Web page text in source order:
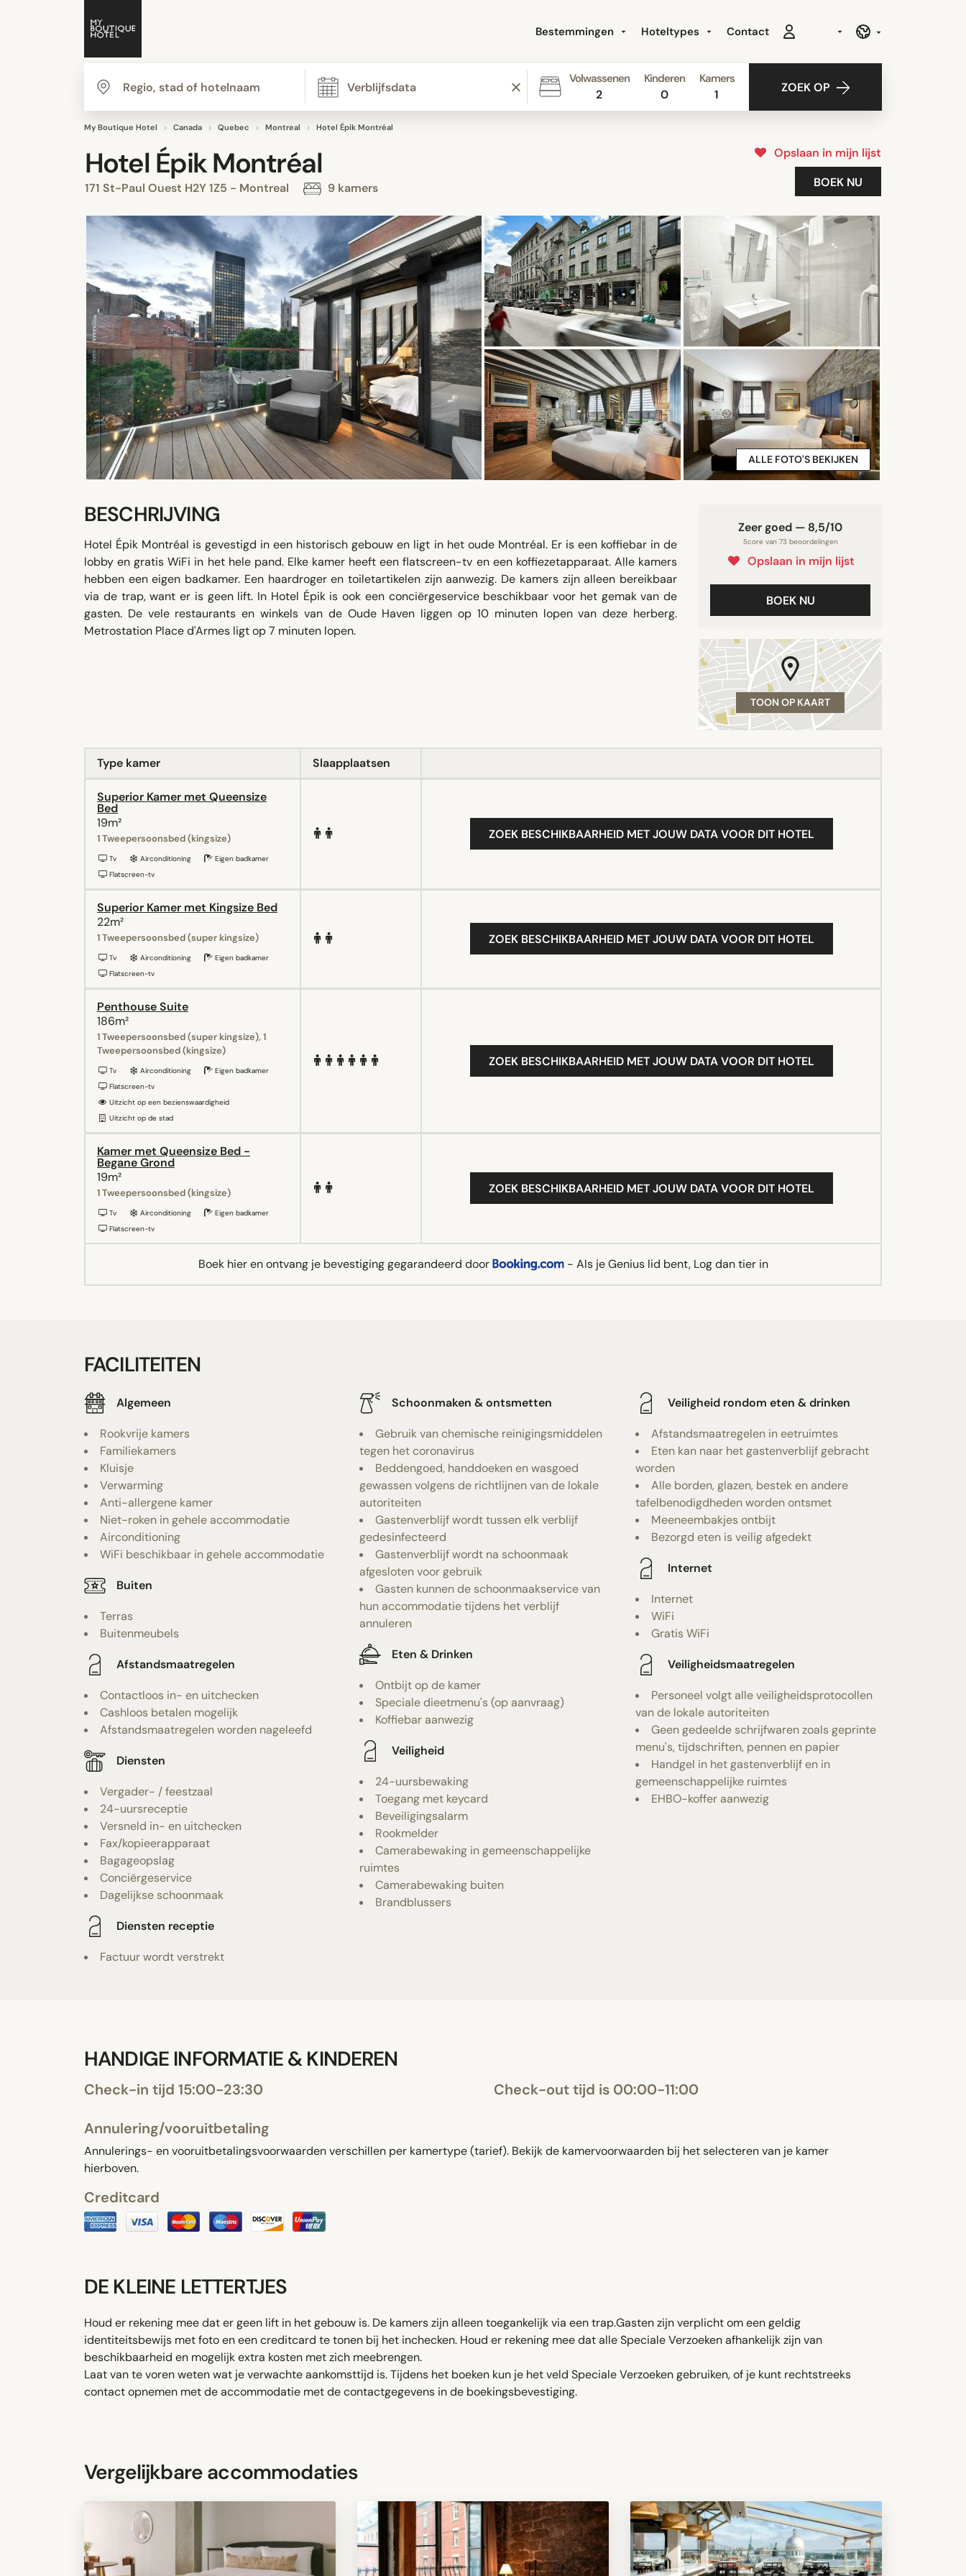
Bestemmingen Hoteltypes Contact
Volwassenen
2
Kinderen
0
Kamers
1 ZOEK OP
My Boutique Hotel Canada Quebec Montreal Hotel Épik Montréal
Hotel Épik Montréal
171 St-Paul Ouest H2Y 1Z5 - Montreal 9 kamers
Opslaan in mijn lijst
BOEK NU
ALLE FOTO'S BEKIJKEN
Zeer goed — 8,5/10
Score van 73 beoordelingen
Opslaan in mijn lijst
BOEK NU
TOON OP KAART
BESCHRIJVING
Hotel Épik Montréal is gevestigd in een historisch gebouw en ligt in het oude Montréal. Er is een koffiebar in de
lobby en gratis WiFi in het hele pand. Elke kamer heeft een flatscreen-tv en een koffiezetapparaat. Alle kamers
hebben een eigen badkamer. Een haardroger en toiletartikelen zijn aanwezig. De kamers zijn alleen bereikbaar
via de trap, want er is geen lift. In Hotel Épik is ook een conciërgeservice beschikbaar voor het gemak van de
gasten. De vele restaurants en winkels van de Oude Haven liggen op 10 minuten lopen van deze herberg.
Metrostation Place d'Armes ligt op 7 minuten lopen.
Type kamer Slaapplaatsen
Superior Kamer met Queensize
Bed
19m²
1 Tweepersoonsbed (kingsize)
Tv Airconditioning
Eigen badkamer
Flatscreen-tv
ZOEK BESCHIKBAARHEID MET JOUW DATA VOOR DIT HOTEL
Superior Kamer met Kingsize Bed
22m²
1 Tweepersoonsbed (super kingsize)
Tv Airconditioning
Eigen badkamer
Flatscreen-tv
ZOEK BESCHIKBAARHEID MET JOUW DATA VOOR DIT HOTEL
Penthouse Suite
186m²
1 Tweepersoonsbed (super kingsize), 1
Tweepersoonsbed (kingsize)
Tv Airconditioning
Eigen badkamer
Flatscreen-tv
Uitzicht op een bezienswaardigheid
Uitzicht op de stad
ZOEK BESCHIKBAARHEID MET JOUW DATA VOOR DIT HOTEL
Kamer met Queensize Bed -
Begane Grond
19m²
1 Tweepersoonsbed (kingsize)
Tv Airconditioning
Eigen badkamer
Flatscreen-tv
ZOEK BESCHIKBAARHEID MET JOUW DATA VOOR DIT HOTEL
Boek hier en ontvang je bevestiging gegarandeerd door - Als je Genius lid bent, Log dan tier in
FACILITEITEN
Algemeen
Rookvrije kamers
Familiekamers
Kluisje
Verwarming
Anti-allergene kamer
Niet-roken in gehele accommodatie
Airconditioning
WiFi beschikbaar in gehele accommodatie
Buiten
Terras
Buitenmeubels
Afstandsmaatregelen
Contactloos in- en uitchecken
Cashloos betalen mogelijk
Afstandsmaatregelen worden nageleefd
Diensten
Vergader- / feestzaal
24-uursreceptie
Versneld in- en uitchecken
Fax/kopieerapparaat
Bagageopslag
Conciërgeservice
Dagelijkse schoonmaak
Diensten receptie
Factuur wordt verstrekt
Schoonmaken & ontsmetten
Gebruik van chemische reinigingsmiddelen
tegen het coronavirus
Beddengoed, handdoeken en wasgoed
gewassen volgens de richtlijnen van de lokale
autoriteiten
Gastenverblijf wordt tussen elk verblijf
gedesinfecteerd
Gastenverblijf wordt na schoonmaak
afgesloten voor gebruik
Gasten kunnen de schoonmaakservice van
hun accommodatie tijdens het verblijf
annuleren
Eten & Drinken
Ontbijt op de kamer
Speciale dieetmenu's (op aanvraag)
Koffiebar aanwezig
Veiligheid
24-uursbewaking
Toegang met keycard
Beveiligingsalarm
Rookmelder
Camerabewaking in gemeenschappelijke
ruimtes
Camerabewaking buiten
Brandblussers
Veiligheid rondom eten & drinken
Afstandsmaatregelen in eetruimtes
Eten kan naar het gastenverblijf gebracht
worden
Alle borden, glazen, bestek en andere
tafelbenodigdheden worden ontsmet
Meeneembakjes ontbijt
Bezorgd eten is veilig afgedekt
Internet
Internet
WiFi
Gratis WiFi
Veiligheidsmaatregelen
Personeel volgt alle veiligheidsprotocollen
van de lokale autoriteiten
Geen gedeelde schrijfwaren zoals geprinte
menu's, tijdschriften, pennen en papier
Handgel in het gastenverblijf en in
gemeenschappelijke ruimtes
EHBO-koffer aanwezig
HANDIGE INFORMATIE & KINDEREN
Check-in tijd 15:00-23:30 Check-out tijd is 00:00-11:00
Annulering/vooruitbetaling
Annulerings- en vooruitbetalingsvoorwaarden verschillen per kamertype (tarief). Bekijk de kamervoorwaarden bij het selecteren van je kamer
hierboven.
Creditcard
DE KLEINE LETTERTJES
Houd er rekening mee dat er geen lift in het gebouw is. De kamers zijn alleen toegankelijk via een trap.Gasten zijn verplicht om een ​​geldig
identiteitsbewijs met foto en een creditcard te tonen bij het inchecken. Houd er rekening mee dat alle Speciale Verzoeken afhankelijk zijn van
beschikbaarheid en mogelijk extra kosten met zich meebrengen.
Laat van te voren weten wat je verwachte aankomsttijd is. Tijdens het boeken kun je het veld Speciale Verzoeken gebruiken, of je kunt rechtstreeks
contact opnemen met de accommodatie met de contactgegevens in de boekingsbevestiging.
Vergelijkbare accommodaties